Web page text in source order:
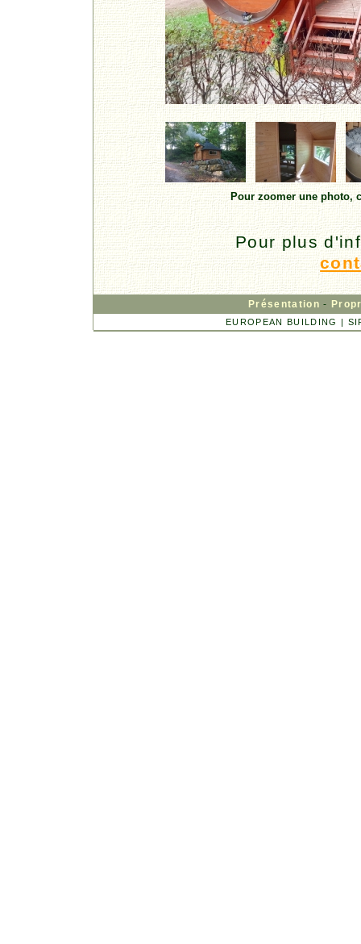
Pour zoomer une photo,
Pour plus
Présentation -
EUROPEAN BUILDING |